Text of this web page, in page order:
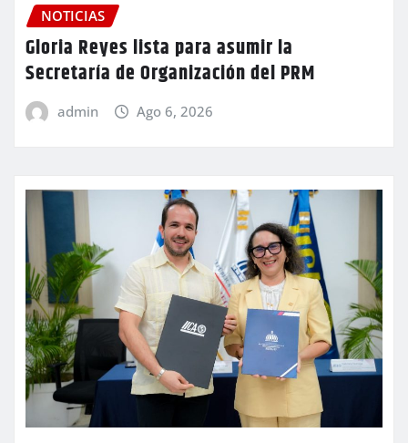
NOTICIAS
Gloria Reyes lista para asumir la
Secretaría de Organización del PRM
admin Ago 6, 2026